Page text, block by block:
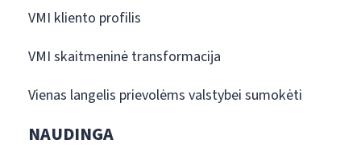
VMI kliento profilis
VMI skaitmeninė transformacija
Vienas langelis prievolėms valstybei sumokėti
NAUDINGA